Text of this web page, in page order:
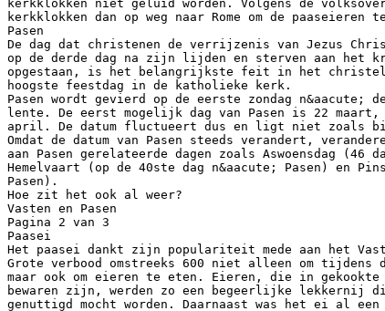
kerkklokken niet geluid worden. Volgens de
kerkklokken dan op weg naar Rome om de paaseieren
Pasen
De dag dat christenen de verrijzenis van Jezus
op de derde dag na zijn lijden en sterven aan het
opgestaan, is het belangrijkste feit in het
hoogste feestdag in de katholieke kerk.
Pasen wordt gevierd op de eerste zondag n&aacute;
lente. De eerst mogelijk dag van Pasen is 22
april. De datum fluctueert dus en ligt niet zoals
Omdat de datum van Pasen steeds verandert,
aan Pasen gerelateerde dagen zoals Aswoensdag (46
Hemelvaart (op de 40ste dag n&aacute; Pasen) en
Pasen).
Hoe zit het ook al weer?
Vasten en Pasen
Pagina 2 van 3
Paasei
Het paasei dankt zijn populariteit mede aan het
Grote verbood omstreeks 600 niet alleen om
maar ook om eieren te eten. Eieren, die in gekookte
bewaren zijn, werden zo een begeerlijke lekkernij
genuttigd mocht worden. Daarnaast was het ei al een